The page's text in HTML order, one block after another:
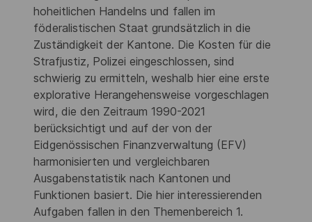
hoheitlichen Handelns und fallen im
föderalistischen Staat grundsätzlich in die
Zuständigkeit der Kantone. Die Kosten für die
Strafjustiz, Polizei eingeschlossen, sind
schwierig zu ermitteln, weshalb hier eine erste
explorative Herangehensweise vorgeschlagen
wird, die den Zeitraum 1990-2021
berücksichtigt und auf der von der
Eidgenössischen Finanzverwaltung (EFV)
harmonisierten und vergleichbaren
Ausgabenstatistik nach Kantonen und
Funktionen basiert. Die hier interessierenden
Aufgaben fallen in den Themenbereich 1.